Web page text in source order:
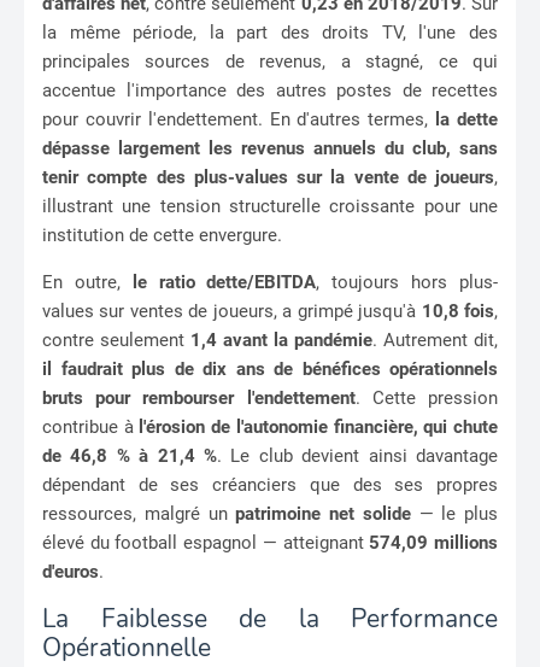
la même période, la part des droits TV, l'une des
principales sources de revenus, a stagné, ce qui
accentue l'importance des autres postes de recettes
pour couvrir l'endettement. En d'autres termes, la dette
dépasse largement les revenus annuels du club, sans
tenir compte des plus-values sur la vente de joueurs,
illustrant une tension structurelle croissante pour une
institution de cette envergure.
En outre, le ratio dette/EBITDA, toujours hors plus-
values sur ventes de joueurs, a grimpé jusqu'à 10,8 fois,
contre seulement 1,4 avant la pandémie. Autrement dit,
il faudrait plus de dix ans de bénéfices opérationnels
bruts pour rembourser l'endettement. Cette pression
contribue à l'érosion de l'autonomie financière, qui chute
de 46,8 % à 21,4 %. Le club devient ainsi davantage
dépendant de ses créanciers que des ses propres
ressources, malgré unpatrimoine net solide— le plus
élevé du football espagnol — atteignant 574,09 millions
d'euros.
La Faiblesse de la Performance
Opérationnelle